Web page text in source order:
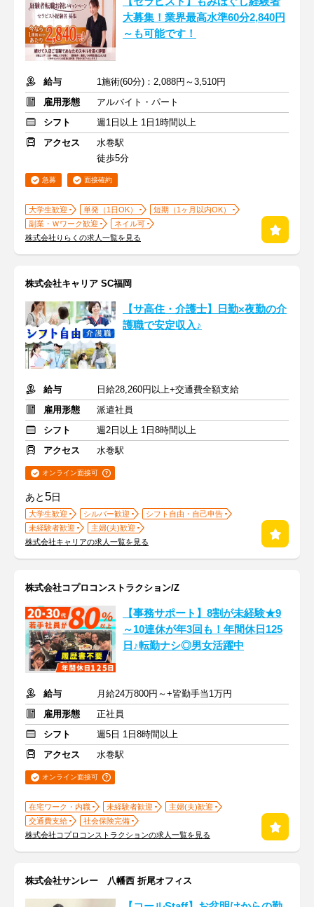
大募集！業界最高水準60分2,840円
～も可能です！
給与
1施術(60分)：2,088円～3,510円
雇用形態
アルバイト・パート
シフト
週1日以上 1日1時間以上
アクセス
水巻駅
徒歩5分
急募 面接確約
大学生歓迎 単発（1日OK）
短期（1ヶ月以内OK）
副業・Ｗワーク歓迎
ネイル可
株式会社りらくの求人一覧を見る
株式会社キャリア SC福岡
【サ高住・介護士】日勤×夜勤の介
護職で安定収入♪
給与
日給28,260円以上+交通費全額支給
雇用形態
派遣社員
シフト
週2日以上 1日8時間以上
アクセス
水巻駅
オンライン面接可
あと 5日
大学生歓迎 シルバー歓迎
シフト自由・自己申告
未経験者歓迎
主婦(夫)歓迎
株式会社キャリアの求人一覧を見る
株式会社コプロコンストラクション/Z
【事務サポート】8割が未経験★9
～10連休が年3回も！年間休日125
日♪転勤ナシ◎男女活躍中
給与
月給24万800円～+皆勤手当1万円
雇用形態
正社員
シフト
週5日 1日8時間以上
アクセス
水巻駅
オンライン面接可
在宅ワーク・内職 未経験者歓迎
主婦(夫)歓迎
交通費支給
社会保険完備
株式会社コプロコンストラクションの求人一覧を見る
株式会社サンレー 八幡西 折尾オフィス